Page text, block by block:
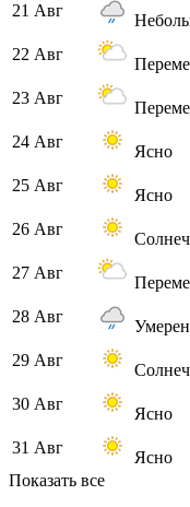
21 Авг
22 Авг
23 Авг
24 Авг
Ясно
25 Авг
Ясно
26 Авг
27 Авг
28 Авг
29 Авг
30 Авг
Ясно
31 Авг
Ясно
Показать все